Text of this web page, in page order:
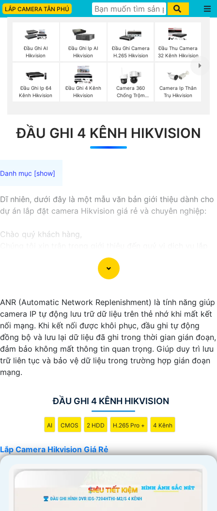
LẮP CAMERA TÂN PHÚ
Đầu Ghi AI
Hikvision
Đầu Ghi Ip AI
Hikvision
Đầu Ghi Camera
H.265 Hikvision
Đầu Thu Camera
32 Kênh Hikvision
Đầu Ghi Ip 64
Kênh Hikvision
Đầu Ghi 4 Kênh
Hikvision
Camera 360
Chống Trộm
Camera Ip Thân
Trụ Hikvision
ĐẦU GHI 4 KÊNH HIKVISION
Dĩ nhiên, dưới đây là một mẫu văn bản giới thiệu dành cho
dự án lắp đặt camera Hikvision giá rẻ và chuyên nghiệp:
Chào quý khách hàng,
đặt camera Hikvision giá rẻ và chuyên nghiệp cho dự án
Với kinh nghiệm lâu năm trong lĩnh vực lắp đặt camera an
đến cho quý vị những giải pháp an ninh hiệu quả, đáng tin
cậy và tiết kiệm chi phí.
Camera của Hikvision được biết đến là một trong những
thương hiệu hàng đầu thế giới về giải pháp an ninh video.
Với các tính năng và công nghệ tiên tiến, camera Hikvision
không chỉchắc chắnchất lượng hình ảnh sắc nét mà còn
đem đến sự tin cậy và an toàn cho dự án của quý vị.
rẻ và chuyên nghiệp cho dự án của mình, chúng tôi luôn
sẵn lòng hỗ trợ và tư vấn cho quý vị.
ANR (Automatic Network Replenishment) là tính năng giúp
camera IP tự động lưu trữ dữ liệu trên thẻ nhớ khi mất kết
nối mạng. Khi kết nối được khôi phục, đầu ghi tự động
đồng bộ và lưu lại dữ liệu đã ghi trong thời gian gián đoạn,
đảm bảo không mất thông tin quan trọng. Giúp duy trì lưu
trữ liên tục và bảo vệ dữ liệu trong trường hợp gián đoạn
mạng.
ĐẦU GHI 4 KÊNH HIKVISION
AI CMOS 2 HDD H.265 Pro + 4 Kênh
Lắp Camera Hikvision Giá Rẻ